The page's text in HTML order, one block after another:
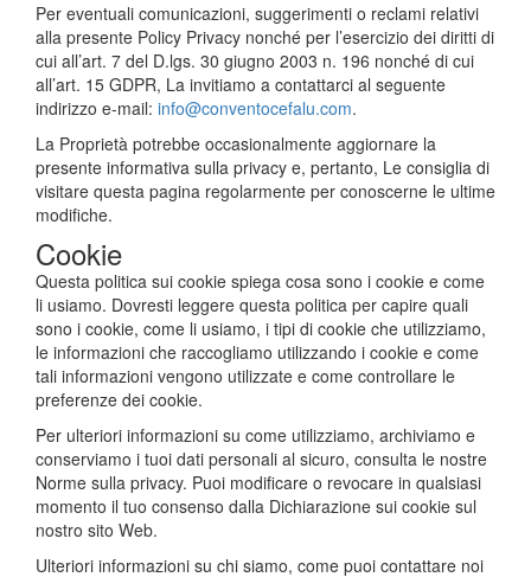
Per eventuali comunicazioni, suggerimenti o reclami relativi
alla presente Policy Privacy nonché per l’esercizio dei diritti di
cui all’art. 7 del D.lgs. 30 giugno 2003 n. 196 nonché di cui
all’art. 15 GDPR, La invitiamo a contattarci al seguente
indirizzo e-mail: info@conventocefalu.com.
La Proprietà potrebbe occasionalmente aggiornare la
presente informativa sulla privacy e, pertanto, Le consiglia di
visitare questa pagina regolarmente per conoscerne le ultime
modifiche.
Cookie
Questa politica sui cookie spiega cosa sono i cookie e come
li usiamo. Dovresti leggere questa politica per capire quali
sono i cookie, come li usiamo, i tipi di cookie che utilizziamo,
le informazioni che raccogliamo utilizzando i cookie e come
tali informazioni vengono utilizzate e come controllare le
preferenze dei cookie.
Per ulteriori informazioni su come utilizziamo, archiviamo e
conserviamo i tuoi dati personali al sicuro, consulta le nostre
Norme sulla privacy. Puoi modificare o revocare in qualsiasi
momento il tuo consenso dalla Dichiarazione sui cookie sul
nostro sito Web.
Ulteriori informazioni su chi siamo, come puoi contattare noi